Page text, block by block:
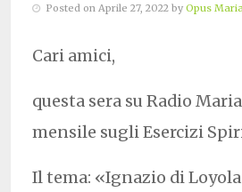
Posted on Aprile 27, 2022 by Opus
Cari amici,
questa sera su Radio
mensile sugli Esercizi
Il tema: «Ignazio di